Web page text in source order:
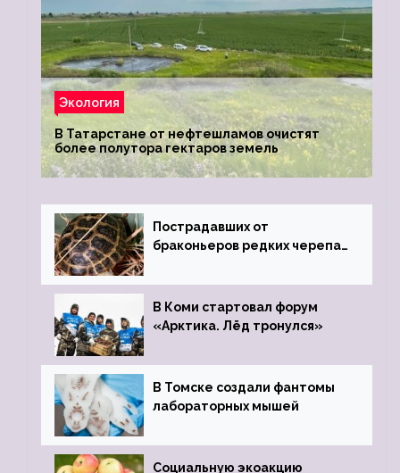
Экология
В Татарстане от нефтешламов очистят
более полутора гектаров земель
Пострадавших от
браконьеров редких черепах
зоопарк
В Коми стартовал форум
«Арктика. Лёд тронулся»
В Томске создали фантомы
лабораторных мышей
Социальную экоакцию